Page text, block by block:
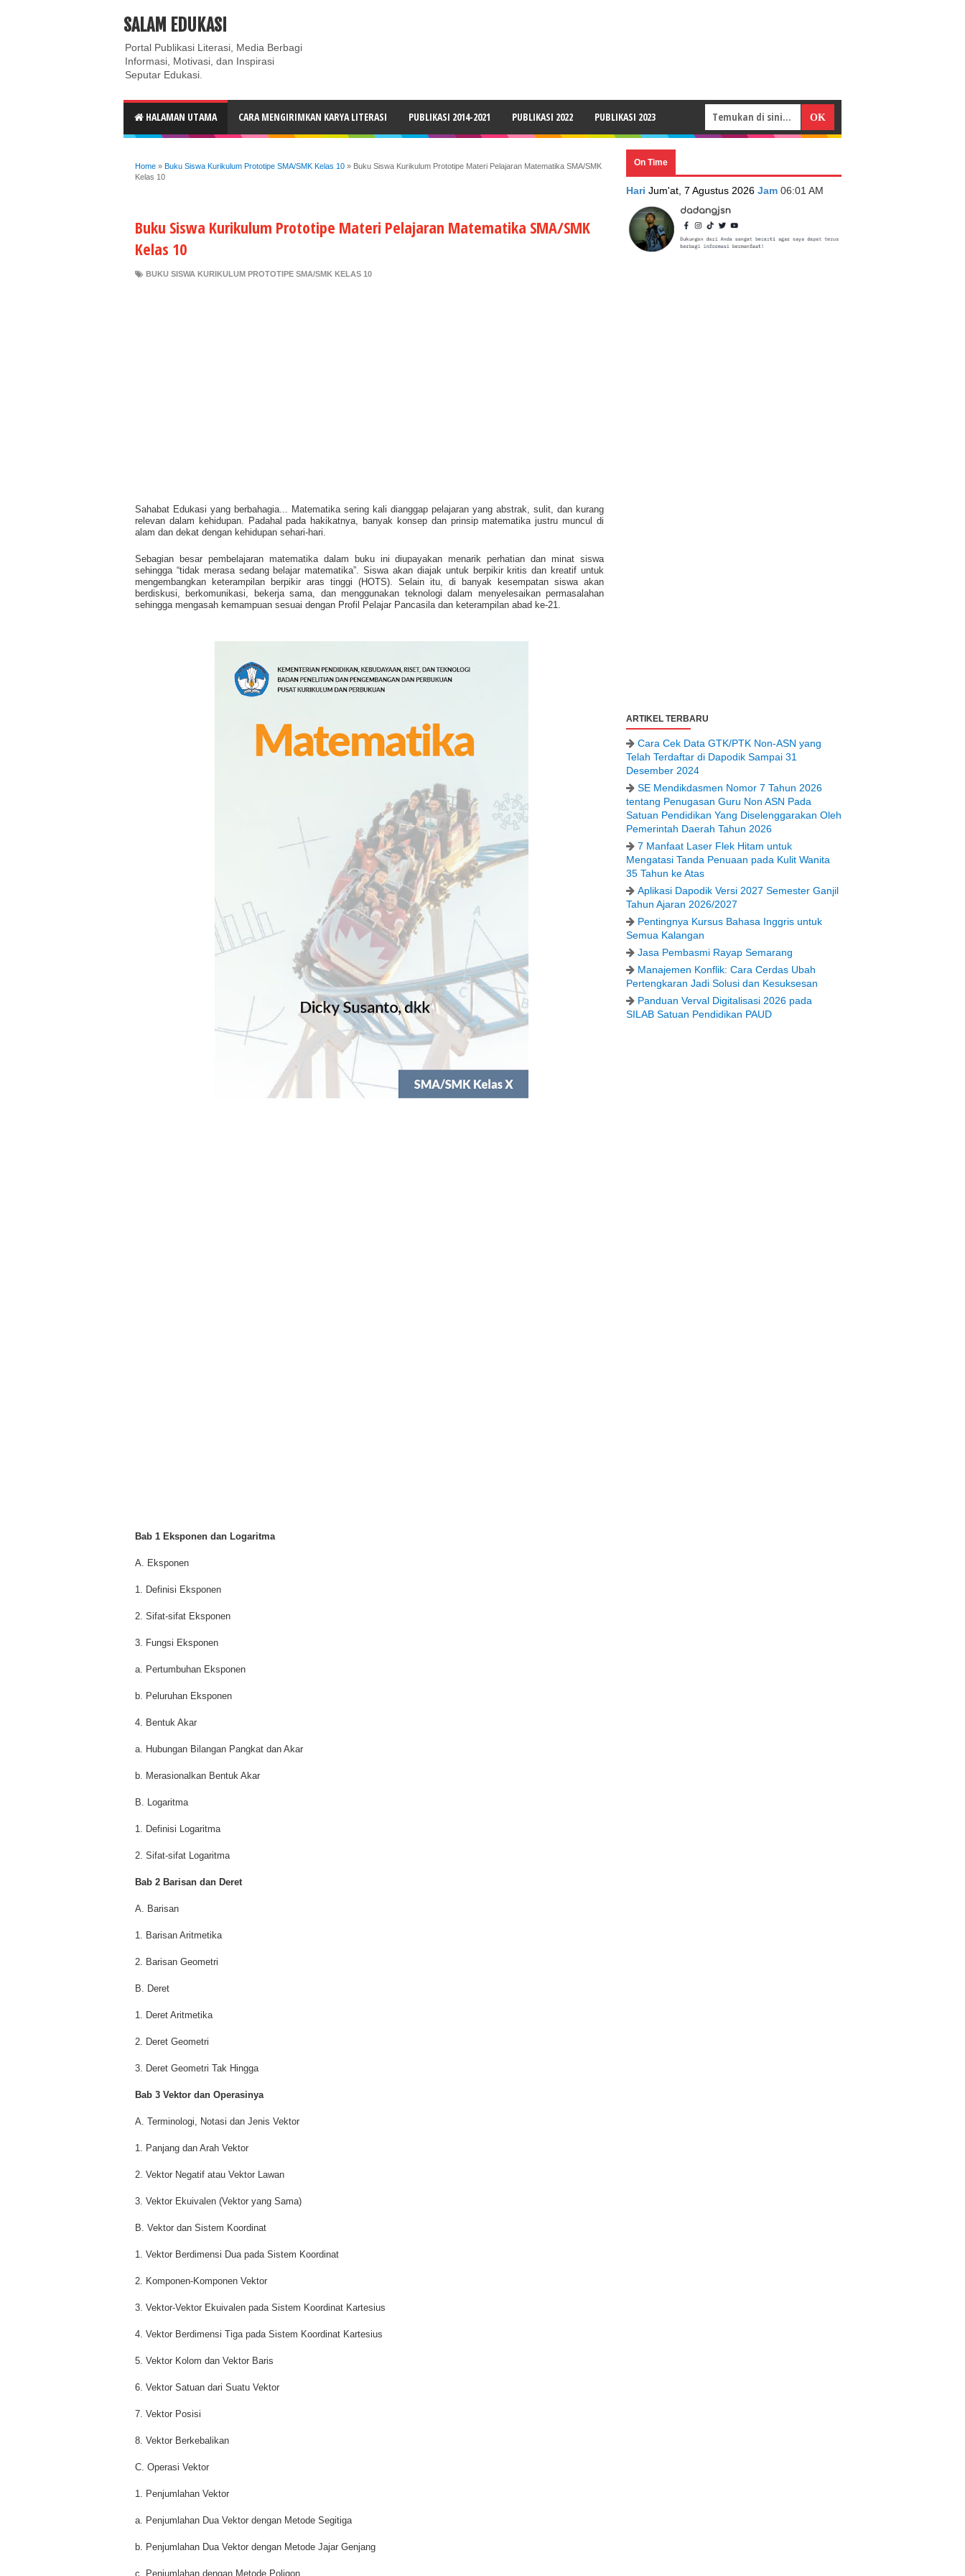
ABOUT CONTACT US
SALAM EDUKASI
Portal Publikasi Literasi, Media Berbagi
Informasi, Motivasi, dan Inspirasi
Seputar Edukasi.
HALAMAN UTAMA CARA MENGIRIMKAN KARYA LITERASI PUBLIKASI 2014-2021 PUBLIKASI 2022 PUBLIKASI 2023
Home » Buku Siswa Kurikulum Prototipe SMA/SMK Kelas 10 » Buku Siswa Kurikulum Prototipe Materi Pelajaran Matematika SMA/SMK
Kelas 10
Buku Siswa Kurikulum Prototipe Materi Pelajaran Matematika SMA/SMK
Kelas 10
BUKU SISWA KURIKULUM PROTOTIPE SMA/SMK KELAS 10
Sahabat Edukasi yang berbahagia... Matematika sering kali dianggap pelajaran yang abstrak, sulit, dan kurang
relevan dalam kehidupan. Padahal pada hakikatnya, banyak konsep dan prinsip matematika justru muncul di
alam dan dekat dengan kehidupan sehari-hari.
Sebagian besar pembelajaran matematika dalam buku ini diupayakan menarik perhatian dan minat siswa
sehingga “tidak merasa sedang belajar matematika”. Siswa akan diajak untuk berpikir kritis dan kreatif untuk
mengembangkan keterampilan berpikir aras tinggi (HOTS). Selain itu, di banyak kesempatan siswa akan
berdiskusi, berkomunikasi, bekerja sama, dan menggunakan teknologi dalam menyelesaikan permasalahan
sehingga mengasah kemampuan sesuai dengan Profil Pelajar Pancasila dan keterampilan abad ke-21.
Bab 1 Eksponen dan Logaritma
A. Eksponen
1. Definisi Eksponen
2. Sifat-sifat Eksponen
3. Fungsi Eksponen
a. Pertumbuhan Eksponen
b. Peluruhan Eksponen
4. Bentuk Akar
a. Hubungan Bilangan Pangkat dan Akar
b. Merasionalkan Bentuk Akar
B. Logaritma
1. Definisi Logaritma
2. Sifat-sifat Logaritma
Bab 2 Barisan dan Deret
A. Barisan
1. Barisan Aritmetika
2. Barisan Geometri
B. Deret
1. Deret Aritmetika
2. Deret Geometri
3. Deret Geometri Tak Hingga
Bab 3 Vektor dan Operasinya
A. Terminologi, Notasi dan Jenis Vektor
1. Panjang dan Arah Vektor
2. Vektor Negatif atau Vektor Lawan
3. Vektor Ekuivalen (Vektor yang Sama)
B. Vektor dan Sistem Koordinat
1. Vektor Berdimensi Dua pada Sistem Koordinat
2. Komponen-Komponen Vektor
3. Vektor-Vektor Ekuivalen pada Sistem Koordinat Kartesius
4. Vektor Berdimensi Tiga pada Sistem Koordinat Kartesius
5. Vektor Kolom dan Vektor Baris
6. Vektor Satuan dari Suatu Vektor
7. Vektor Posisi
8. Vektor Berkebalikan
C. Operasi Vektor
1. Penjumlahan Vektor
a. Penjumlahan Dua Vektor dengan Metode Segitiga
b. Penjumlahan Dua Vektor dengan Metode Jajar Genjang
c. Penjumlahan dengan Metode Poligon
On Time
Hari Jum'at, 7 Agustus 2026 Jam 06:01 AM
ARTIKEL TERBARU
Cara Cek Data GTK/PTK Non-ASN yang
Telah Terdaftar di Dapodik Sampai 31
Desember 2024
SE Mendikdasmen Nomor 7 Tahun 2026
tentang Penugasan Guru Non ASN Pada
Satuan Pendidikan Yang Diselenggarakan Oleh
Pemerintah Daerah Tahun 2026
7 Manfaat Laser Flek Hitam untuk
Mengatasi Tanda Penuaan pada Kulit Wanita
35 Tahun ke Atas
Aplikasi Dapodik Versi 2027 Semester Ganjil
Tahun Ajaran 2026/2027
Pentingnya Kursus Bahasa Inggris untuk
Semua Kalangan
Jasa Pembasmi Rayap Semarang
Manajemen Konflik: Cara Cerdas Ubah
Pertengkaran Jadi Solusi dan Kesuksesan
Panduan Verval Digitalisasi 2026 pada
SILAB Satuan Pendidikan PAUD